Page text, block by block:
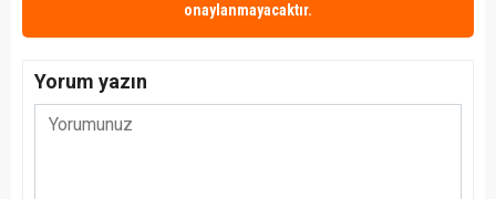
onaylanmayacaktır.
Yorum yazın